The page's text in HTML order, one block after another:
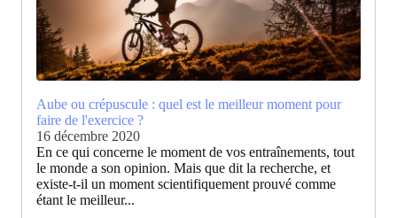
Aube ou crépuscule : quel est le meilleur moment pour
faire de l'exercice ?
16 décembre 2020
En ce qui concerne le moment de vos entraînements, tout
le monde a son opinion. Mais que dit la recherche, et
existe-t-il un moment scientifiquement prouvé comme
étant le meilleur...